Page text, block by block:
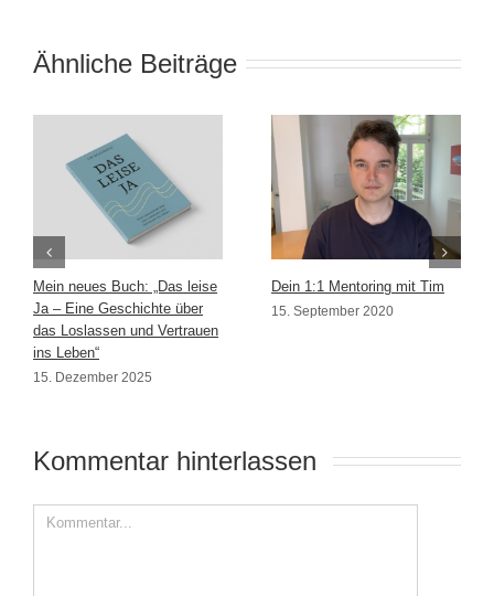
Ähnliche Beiträge
Mein neues Buch: „Das leise
Ja – Eine Geschichte über
das Loslassen und Vertrauen
ins Leben“
15. Dezember 2025
Dein 1:1 Mentoring mit Tim
15. September 2020
Kommentar hinterlassen